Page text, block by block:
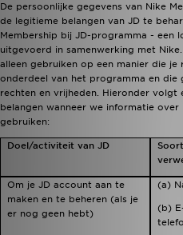
De persoonlijke gegevens van Nike
de legitieme belangen van JD te
Membership bij JD-programma -
uitgevoerd in samenwerking met
alleen gebruiken op een manier die
onderdeel van het programma en die
rechten en vrijheden. Hieronder volgt
belangen wanneer we informatie over
gebruiken:
Doel/activiteit van JD
Om je JD account aan te
maken en te beheren (als je
er nog geen hebt)
(a)
(b)